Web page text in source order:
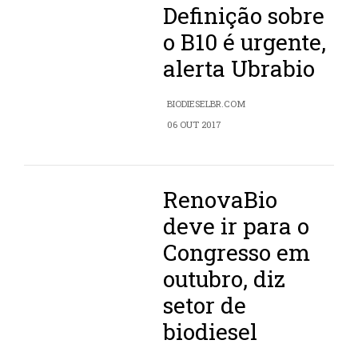
Definição sobre
o B10 é urgente,
alerta Ubrabio
BIODIESELBR.COM
06 OUT 2017
RenovaBio
deve ir para o
Congresso em
outubro, diz
setor de
biodiesel